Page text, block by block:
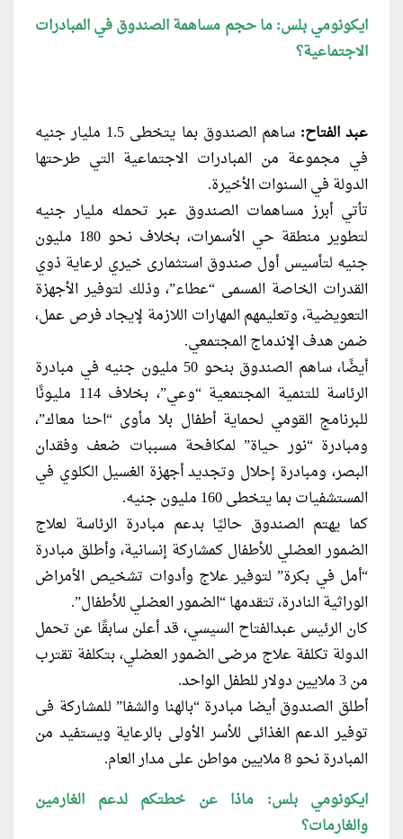
ايكونومي بلس: ما حجم مساهمة الصندوق في المبادرات
الاجتماعية؟
عبد الفتاح:
ساهم الصندوق بما يتخطى 1.5 مليار جنيه
في مجموعة من المبادرات الاجتماعية التي طرحتها
الدولة في السنوات الأخيرة.
تأتي أبرز مساهمات الصندوق عبر تحمله مليار جنيه
لتطوير منطقة حي الأسمرات، بخلاف نحو 180 مليون
جنيه لتأسيس أول صندوق استثمارى خيري لرعاية ذوي
القدرات الخاصة المسمى “عطاء”، وذلك لتوفير الأجهزة
التعويضية، وتعليمهم المهارات اللازمة لإيجاد فرص عمل،
ضمن هدف الإندماج المجتمعي.
أيضًا، ساهم الصندوق بنحو 50 مليون جنيه في مبادرة
الرئاسة للتنمية المجتمعية “وعي”، بخلاف 114 مليونًا
للبرنامج القومي لحماية أطفال بلا مأوى “احنا معاك”،
ومبادرة “نور حياة” لمكافحة مسببات ضعف وفقدان
البصر، ومبادرة إحلال وتجديد أجهزة الغسيل الكلوي في
المستشفيات بما يتخطى 160 مليون جنيه.
كما يهتم الصندوق حاليًا بدعم مبادرة الرئاسة لعلاج
الضمور العضلي للأطفال كمشاركة إنسانية، وأطلق مبادرة
“أمل في بكرة” لتوفير علاج وأدوات تشخيص الأمراض
الوراثية النادرة، تتقدمها “الضمور العضلي للأطفال”.
كان الرئيس عبدالفتاح السيسي، قد أعلن سابقًا عن تحمل
الدولة تكلفة علاج مرضى الضمور العضلي، بتكلفة تقترب
من 3 ملايين دولار للطفل الواحد.
أطلق الصندوق أيضا مبادرة “بالهنا والشفا” للمشاركة فى
توفير الدعم الغذائى للأسر الأولى بالرعاية ويستفيد من
المبادرة نحو 8 ملايين مواطن على مدار العام.
ايكونومي بلس: ماذا عن خطتكم لدعم الغارمين
والغارمات؟